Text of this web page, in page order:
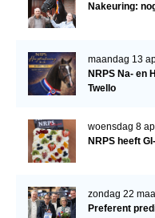
Nakeuring:
maandag 13
NRPS Na- en
Twello
woensdag 8
NRPS heeft
zondag 22
Preferent